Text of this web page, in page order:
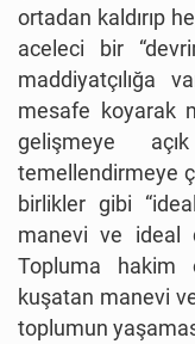
ortadan kaldırıp
aceleci bir
maddiyatçılığa
mesafe koyarak
gelişmeye
temellendirmeye
birlikler gibi
manevi ve ideal
Topluma hakim
kuşatan manevi
toplumun